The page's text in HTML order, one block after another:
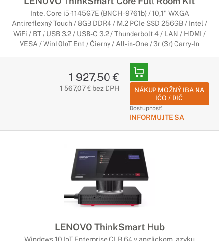
Intel Core i5-1145G7E (BNCH-9761b) / 10,1" WXGA
Antireflexný Touch / 8GB DDR4 / M.2 PCIe SSD 256GB / Intel /
WiFi / BT / USB 3.2 / USB-C 3.2 / Thunderbolt 4 / LAN / HDMI /
VESA / Win10IoT Ent / Čierny / All-in-One / 3r (3r) Carry-In
1 927,50 €
1 567,07 € bez DPH
NÁKUP MOŽNÝ IBA NA
IČO / DIČ
Dostupnosť:
INFORMUJTE SA
LENOVO ThinkSmart Hub
Windows 10 IoT Enterprise CLB 64 v anglickom jazyku